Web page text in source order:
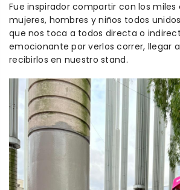
Fue inspirador compartir con los miles
mujeres, hombres y niños todos
que nos toca a todos directa o
emocionante por verlos correr, llegar
recibirlos en nuestro stand.